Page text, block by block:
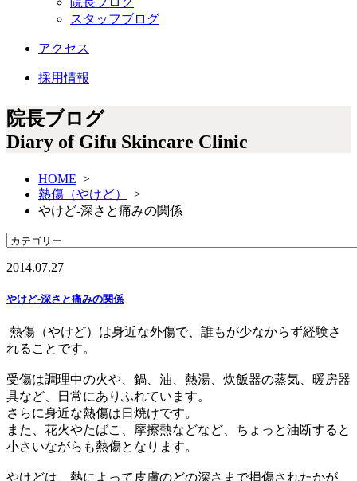
スタッフブログ
アクセス
採用情報
院長ブログ
Diary of Gifu Skincare Clinic
HOME >
熱傷（やけど）
>
やけど-深さと痛みの関係
2014.07.27
やけど-深さと痛みの関係
熱傷（やけど）は身近な外傷で、誰もが少なからず経験さ
れることです。
受傷は調理中の火や、鍋、油、熱湯、炊飯器の蒸気、暖房器
具など、日常にありふれています。
さらに身近な熱傷は日焼けです。
また、花火やたばこ、摩擦熱などなど、ちょっと油断すると
小さいながらも熱傷となります。
やけどは、熱によって皮膚のどの深さまで損傷されたかが、